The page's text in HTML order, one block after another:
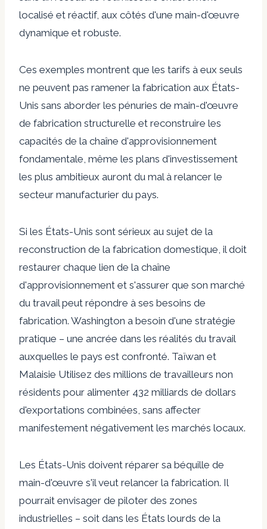
localisé et réactif, aux côtés d'une main-d'œuvre
dynamique et robuste.
Ces exemples montrent que les tarifs à eux seuls
ne peuvent pas ramener la fabrication aux États-
Unis sans aborder les pénuries de main-d'œuvre
de fabrication structurelle et reconstruire les
capacités de la chaîne d'approvisionnement
fondamentale, même les plans d'investissement
les plus ambitieux auront du mal à relancer le
secteur manufacturier du pays.
Si les États-Unis sont sérieux au sujet de la
reconstruction de la fabrication domestique, il doit
restaurer chaque lien de la chaîne
d'approvisionnement et s'assurer que son marché
du travail peut répondre à ses besoins de
fabrication. Washington a besoin d'une stratégie
pratique – une ancrée dans les réalités du travail
auxquelles le pays est confronté. Taïwan et
Malaisie Utilisez des millions de travailleurs non
résidents pour alimenter 432 milliards de dollars
d'exportations combinées, sans affecter
manifestement négativement les marchés locaux.
Les États-Unis doivent réparer sa béquille de
main-d'œuvre s'il veut relancer la fabrication. Il
pourrait envisager de piloter des zones
industrielles – soit dans les États lourds de la